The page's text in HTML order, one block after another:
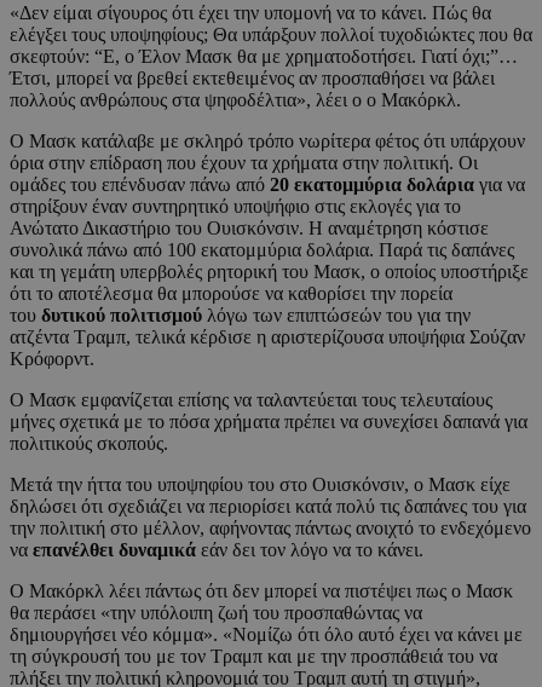
«Δεν είμαι σίγουρος ότι έχει την υπομονή να το κάνει. Πώς θα
ελέγξει τους υποψηφίους; Θα υπάρξουν πολλοί τυχοδιώκτες που θα
σκεφτούν: “Ε, ο Έλον Μασκ θα με χρηματοδοτήσει. Γιατί όχι;”…
Έτσι, μπορεί να βρεθεί εκτεθειμένος αν προσπαθήσει να βάλει
πολλούς ανθρώπους στα ψηφοδέλτια», λέει ο ο Μακόρκλ.
Ο Μασκ κατάλαβε με σκληρό τρόπο νωρίτερα φέτος ότι υπάρχουν
όρια στην επίδραση που έχουν τα χρήματα στην πολιτική. Οι
ομάδες του επένδυσαν πάνω από 20 εκατομμύρια δολάρια για να
στηρίξουν έναν συντηρητικό υποψήφιο στις εκλογές για το
Ανώτατο Δικαστήριο του Ουισκόνσιν. Η αναμέτρηση κόστισε
συνολικά πάνω από 100 εκατομμύρια δολάρια. Παρά τις δαπάνες
και τη γεμάτη υπερβολές ρητορική του Μασκ, ο οποίος υποστήριξε
ότι το αποτέλεσμα θα μπορούσε να καθορίσει την πορεία
του δυτικού πολιτισμού λόγω των επιπτώσεών του για την
ατζέντα Τραμπ, τελικά κέρδισε η αριστερίζουσα υποψήφια Σούζαν
Κρόφορντ.
Ο Μασκ εμφανίζεται επίσης να ταλαντεύεται τους τελευταίους
μήνες σχετικά με το πόσα χρήματα πρέπει να συνεχίσει δαπανά για
πολιτικούς σκοπούς.
Μετά την ήττα του υποψηφίου του στο Ουισκόνσιν, ο Μασκ είχε
δηλώσει ότι σχεδιάζει να περιορίσει κατά πολύ τις δαπάνες του για
την πολιτική στο μέλλον, αφήνοντας πάντως ανοιχτό το ενδεχόμενο
να επανέλθει δυναμικά εάν δει τον λόγο να το κάνει.
Ο Μακόρκλ λέει πάντως ότι δεν μπορεί να πιστέψει πως ο Μασκ
θα περάσει «την υπόλοιπη ζωή του προσπαθώντας να
δημιουργήσει νέο κόμμα». «Νομίζω ότι όλο αυτό έχει να κάνει με
τη σύγκρουσή του με τον Τραμπ και με την προσπάθειά του να
πλήξει την πολιτική κληρονομιά του Τραμπ αυτή τη στιγμή»,